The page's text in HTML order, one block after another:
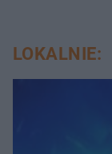
LOKALNIE: